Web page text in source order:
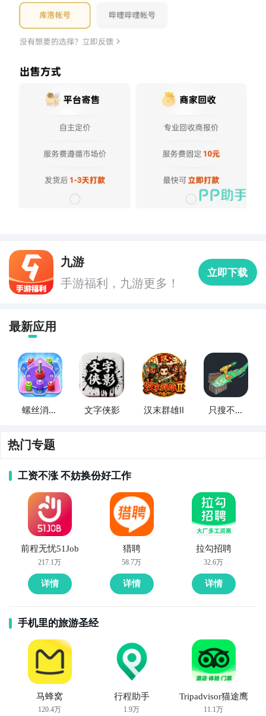
九游
手游福利，九游更多！
立即下载
最新应用
螺丝消消
文字侠影 汉末群雄Ⅱ
只搜不打
热门专题
工资不涨 不妨换份好工作
前程无忧51Job
217.1万
详情
猎聘
58.7万
详情
拉勾招聘
32.6万
详情
手机里的旅游圣经
马蜂窝
120.4万
行程助手
1.9万
Tripadvisor猫途鹰
11.1万